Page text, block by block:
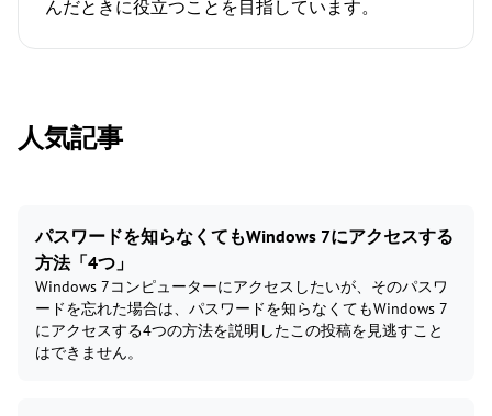
んだときに役立つことを目指しています。
人気記事
パスワードを知らなくてもWindows 7にアクセスする
方法「4つ」
Windows 7コンピューターにアクセスしたいが、そのパスワ
ードを忘れた場合は、パスワードを知らなくてもWindows 7
にアクセスする4つの方法を説明したこの投稿を見逃すこと
はできません。